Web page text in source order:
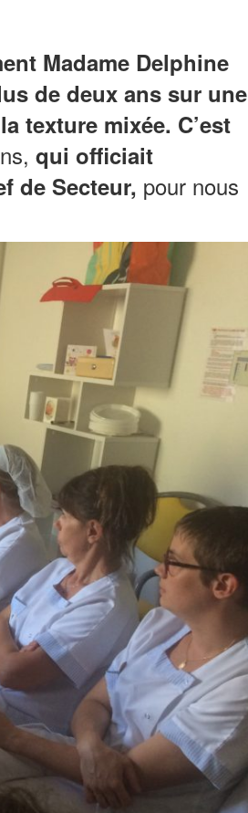
Madame Delphine
de deux ans sur une
texture mixée. C’est
qui officiait
de Secteur, pour nous